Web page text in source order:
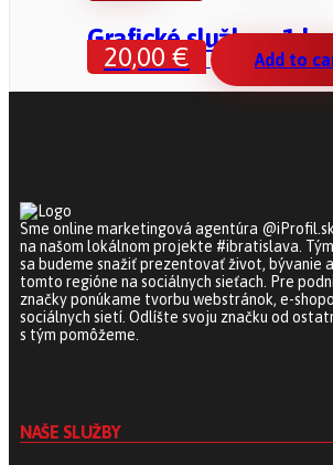
Grafické služby – 1
20,00 € Add to
Sme online marketingová agentúra
na našom lokálnom projekte #ibratislava.
sa budeme snažiť prezentovať život, bývanie
tomto regióne na sociálnych sieťach. Pre
značky ponúkame tvorbu webstránok, e-
sociálnych sietí. Odlíšte svoju značku od
s tým pomôžeme.
NAŠE SLUŽBY